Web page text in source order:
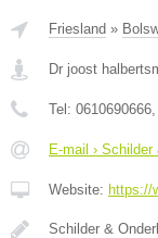
Friesland »
Dr joost
Tel: 0610690666
E-mail ›
Website: https://
Schilder &